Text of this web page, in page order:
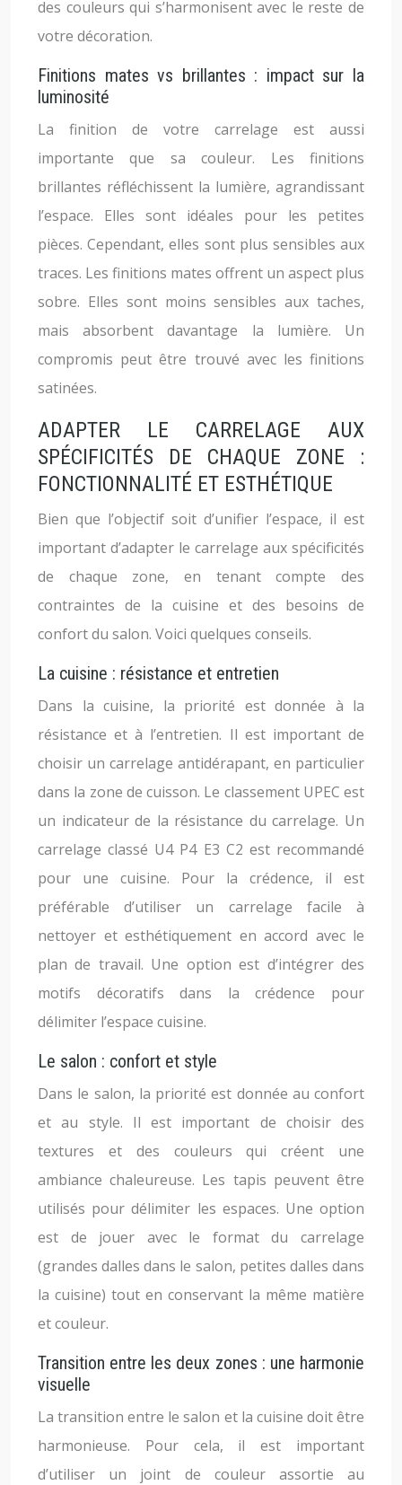
des couleurs qui s’harmonisent avec le reste de
votre décoration.
Finitions mates vs brillantes : impact sur la
luminosité
La finition de votre carrelage est aussi
importante que sa couleur. Les finitions
brillantes réfléchissent la lumière, agrandissant
l’espace. Elles sont idéales pour les petites
pièces. Cependant, elles sont plus sensibles aux
traces. Les finitions mates offrent un aspect plus
sobre. Elles sont moins sensibles aux taches,
mais absorbent davantage la lumière. Un
compromis peut être trouvé avec les finitions
satinées.
ADAPTER LE CARRELAGE AUX
SPÉCIFICITÉS DE CHAQUE ZONE :
FONCTIONNALITÉ ET ESTHÉTIQUE
Bien que l’objectif soit d’unifier l’espace, il est
important d’adapter le carrelage aux spécificités
de chaque zone, en tenant compte des
contraintes de la cuisine et des besoins de
confort du salon. Voici quelques conseils.
La cuisine : résistance et entretien
Dans la cuisine, la priorité est donnée à la
résistance et à l’entretien. Il est important de
choisir un carrelage antidérapant, en particulier
dans la zone de cuisson. Le classement UPEC est
un indicateur de la résistance du carrelage. Un
carrelage classé U4 P4 E3 C2 est recommandé
pour une cuisine. Pour la crédence, il est
préférable d’utiliser un carrelage facile à
nettoyer et esthétiquement en accord avec le
plan de travail. Une option est d’intégrer des
motifs décoratifs dans la crédence pour
délimiter l’espace cuisine.
Le salon : confort et style
Dans le salon, la priorité est donnée au confort
et au style. Il est important de choisir des
textures et des couleurs qui créent une
ambiance chaleureuse. Les tapis peuvent être
utilisés pour délimiter les espaces. Une option
est de jouer avec le format du carrelage
(grandes dalles dans le salon, petites dalles dans
la cuisine) tout en conservant la même matière
et couleur.
Transition entre les deux zones : une harmonie
visuelle
La transition entre le salon et la cuisine doit être
harmonieuse. Pour cela, il est important
d’utiliser un joint de couleur assortie au